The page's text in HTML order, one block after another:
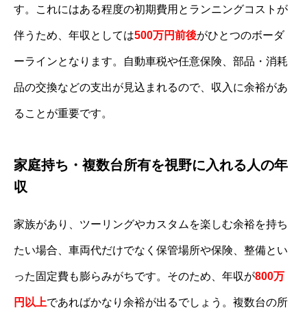
す。これにはある程度の初期費用とランニングコストが
伴うため、年収としては500万円前後がひとつのボーダ
ーラインとなります。自動車税や任意保険、部品・消耗
品の交換などの支出が見込まれるので、収入に余裕があ
ることが重要です。
家庭持ち・複数台所有を視野に入れる人の年
収
家族があり、ツーリングやカスタムを楽しむ余裕を持ち
たい場合、車両代だけでなく保管場所や保険、整備とい
った固定費も膨らみがちです。そのため、年収が800万
円以上であればかなり余裕が出るでしょう。複数台の所